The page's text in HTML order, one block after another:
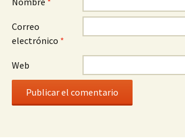
Correo
electrónico *
Web